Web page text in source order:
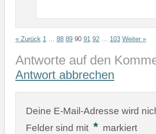
« Zurück 1 88 89 90 91 92 103 Weiter »
Antworte auf den
Antwort abbrechen
Deine E-Mail-Adresse wird
Felder sind mit * markiert